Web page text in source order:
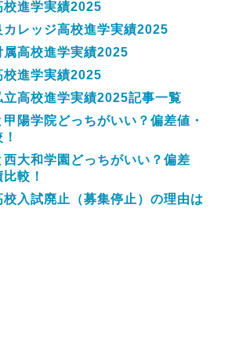
校進学実績2025
カレッジ高校進学実績2025
属高校進学実績2025
校進学実績2025
立高校進学実績2025記事一覧
陽学院どっちがいい？偏差値・
大和学園どっちがいい？偏差
較！
入試廃止（募集停止）の理由は